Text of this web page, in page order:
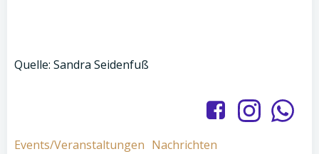
Quelle: Sandra Seidenfuß
Events/Veranstaltungen Nachrichten